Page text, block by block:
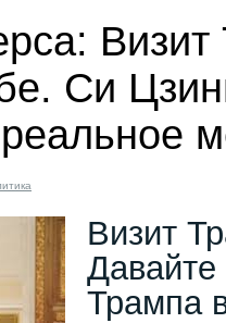
Си
Визит
Давайте
Трампа